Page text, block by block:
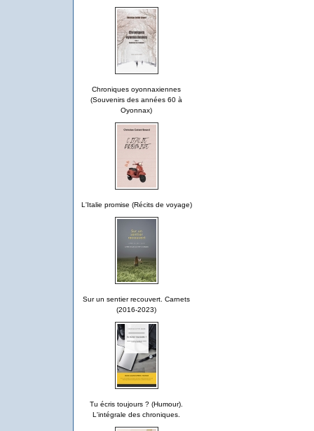
Chroniques oyonnaxiennes
(Souvenirs des années 60 à
Oyonnax)
L'Italie promise (Récits de voyage)
Sur un sentier recouvert. Carnets
(2016-2023)
Tu écris toujours ? (Humour).
L'intégrale des chroniques.